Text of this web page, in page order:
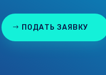
ПОДАТЬ ЗАЯВКУ